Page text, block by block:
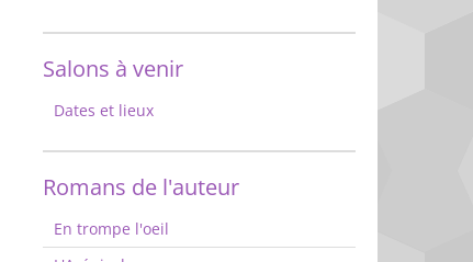
Salons à venir
Dates et lieux
Romans de l'auteur
En trompe l'oeil